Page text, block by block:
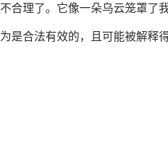
合理了。它像一朵乌云笼罩了
是合法有效的，且可能被解释